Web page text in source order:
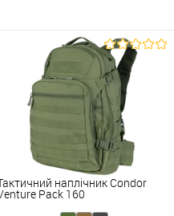
наплічник Condor
Pack 160